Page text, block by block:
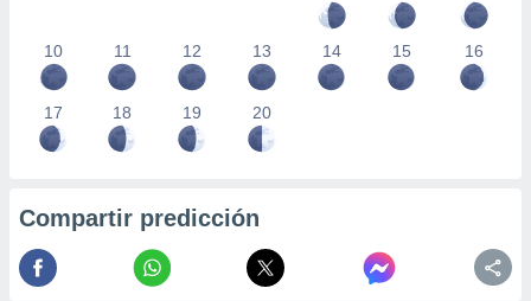
10 11 12 13 14 15 16
17 18 19 20
Compartir predicción